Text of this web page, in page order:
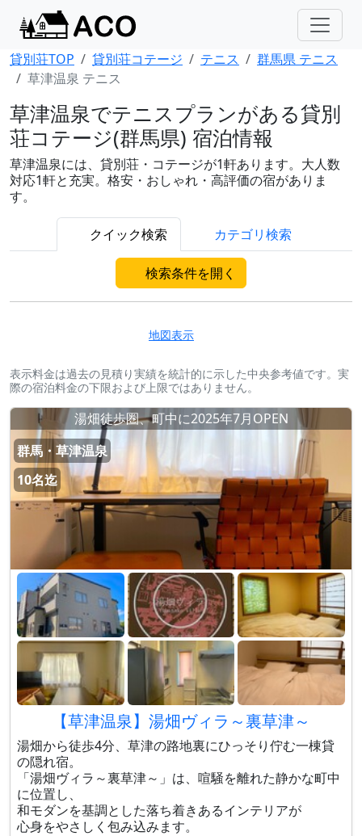
貸別荘TOP 貸別荘コテージ テニス
群馬県 テニス
草津温泉 テニス
草津温泉でテニスプランがある貸別
荘コテージ(群馬県) 宿泊情報
草津温泉には、貸別荘・コテージが1軒あります。大人数
対応1軒と充実。格安・おしゃれ・高評価の宿がありま
す。
クイック検索 カテゴリ検索
検索条件を開く
地図表示
表示料金は過去の見積り実績を統計的に示した中央参考値です。実
際の宿泊料金の下限および上限ではありません。
湯畑徒歩圏、町中に2025年7月OPEN
群馬・草津温泉
10名迄
【草津温泉】湯畑ヴィラ～裏草津～
湯畑から徒歩4分、草津の路地裏にひっそり佇む一棟貸
の隠れ宿。
「湯畑ヴィラ～裏草津～」は、喧騒を離れた静かな町中
に位置し、
和モダンを基調とした落ち着きあるインテリアが
心身をやさしく包み込みます。